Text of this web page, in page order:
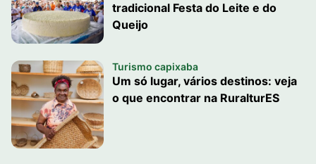
tradicional Festa do Leite e do
Queijo
Turismo capixaba
Um só lugar, vários destinos: veja
o que encontrar na RuralturES